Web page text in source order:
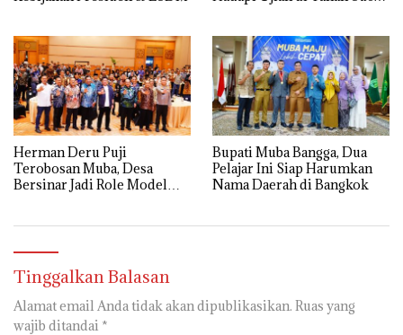
Herman Deru Puji
Terobosan Muba, Desa
Bersinar Jadi Role Model
Bupati Muba Bangga, Dua
Pelajar Ini Siap Harumkan
Nama Daerah di Bangkok
Tinggalkan Balasan
Alamat email Anda tidak akan dipublikasikan. Ruas yang
wajib ditandai *